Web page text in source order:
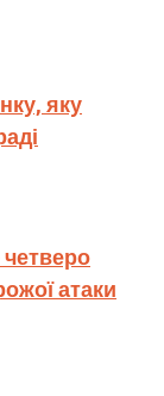
яку
атаки